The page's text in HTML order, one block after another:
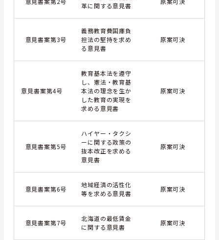
革に関する意見書
意見書案第3号
義務教育費国庫負
担法の堅持を求め
る意見書
原案可決
意見書案第4号
教育基本法を遵守
し、憲法・教育基
本法の理念を生か
した教育の実現を
求める意見書
原案可決
意見書案第5号
ハイヤー・タクシ
ーに関する政策の
抜本改正を求める
意見書
原案可決
意見書案第6号
地域経済の活性化
等を求める意見書
原案可決
意見書案第7号
北海道の最低賃金
に関する意見書
原案可決